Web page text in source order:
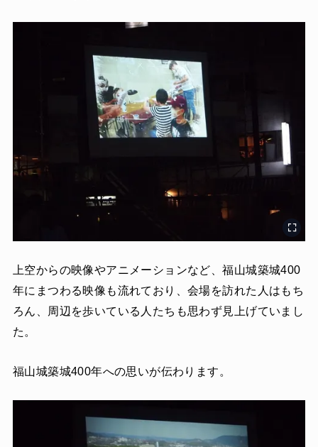
上空からの映像やアニメーションなど、福山城築城400
年にまつわる映像も流れており、会場を訪れた人はもち
ろん、周辺を歩いている人たちも思わず見上げていまし
た。
福山城築城400年への思いが伝わります。